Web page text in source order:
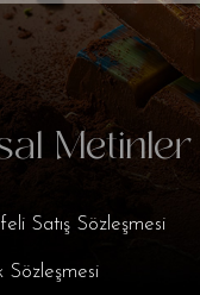
Metinler
Satış Sözleşmesi
Sözleşmesi